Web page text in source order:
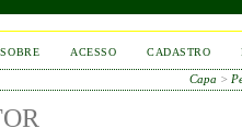
SOBRE ACESSO CADASTRO
Capa >